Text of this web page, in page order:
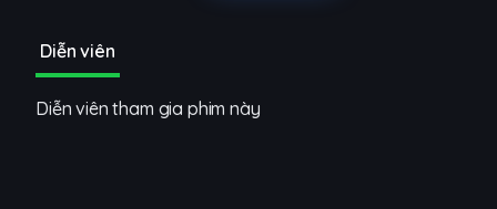
Diễn viên
Diễn viên tham gia phim này